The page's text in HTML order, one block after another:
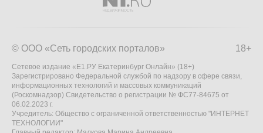
18+
© ООО «Сеть городских порталов»
Сетевое издание «Е1.РУ Екатеринбург Онлайн» (18+)
Зарегистрировано Федеральной службой по надзору в сфере связи,
информационных технологий и массовых коммуникаций
(Роскомнадзор) Свидетельство о регистрации № ФС77-84675 от
06.02.2023 г.
Учредитель: Общество с ограниченной ответственностью "ИНТЕРНЕТ
ТЕХНОЛОГИИ"